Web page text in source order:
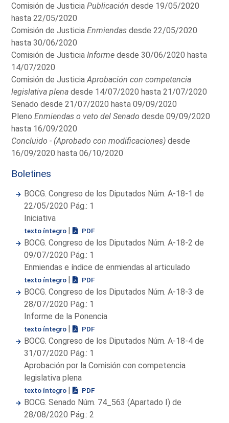
Comisión de JusticiaPublicación desde 19/05/2020
hasta 22/05/2020
Comisión de JusticiaEnmiendas desde 22/05/2020
hasta 30/06/2020
Comisión de JusticiaInforme desde 30/06/2020 hasta
14/07/2020
Comisión de JusticiaAprobación con competencia
legislativa plena desde 14/07/2020 hasta 21/07/2020
Senado desde 21/07/2020 hasta 09/09/2020
PlenoEnmiendas o veto del Senado desde 09/09/2020
hasta 16/09/2020
Concluido - (Aprobado con modificaciones) desde
16/09/2020 hasta 06/10/2020
Boletines
BOCG. Congreso de los Diputados Núm. A-18-1 de
22/05/2020 Pág.: 1
Iniciativa
texto íntegro | PDF
BOCG. Congreso de los Diputados Núm. A-18-2 de
09/07/2020 Pág.: 1
Enmiendas e índice de enmiendas al articulado
texto íntegro | PDF
BOCG. Congreso de los Diputados Núm. A-18-3 de
28/07/2020 Pág.: 1
Informe de la Ponencia
texto íntegro | PDF
BOCG. Congreso de los Diputados Núm. A-18-4 de
31/07/2020 Pág.: 1
Aprobación por la Comisión con competencia
legislativa plena
texto íntegro | PDF
BOCG. Senado Núm. 74_563 (Apartado I) de
28/08/2020 Pág.: 2